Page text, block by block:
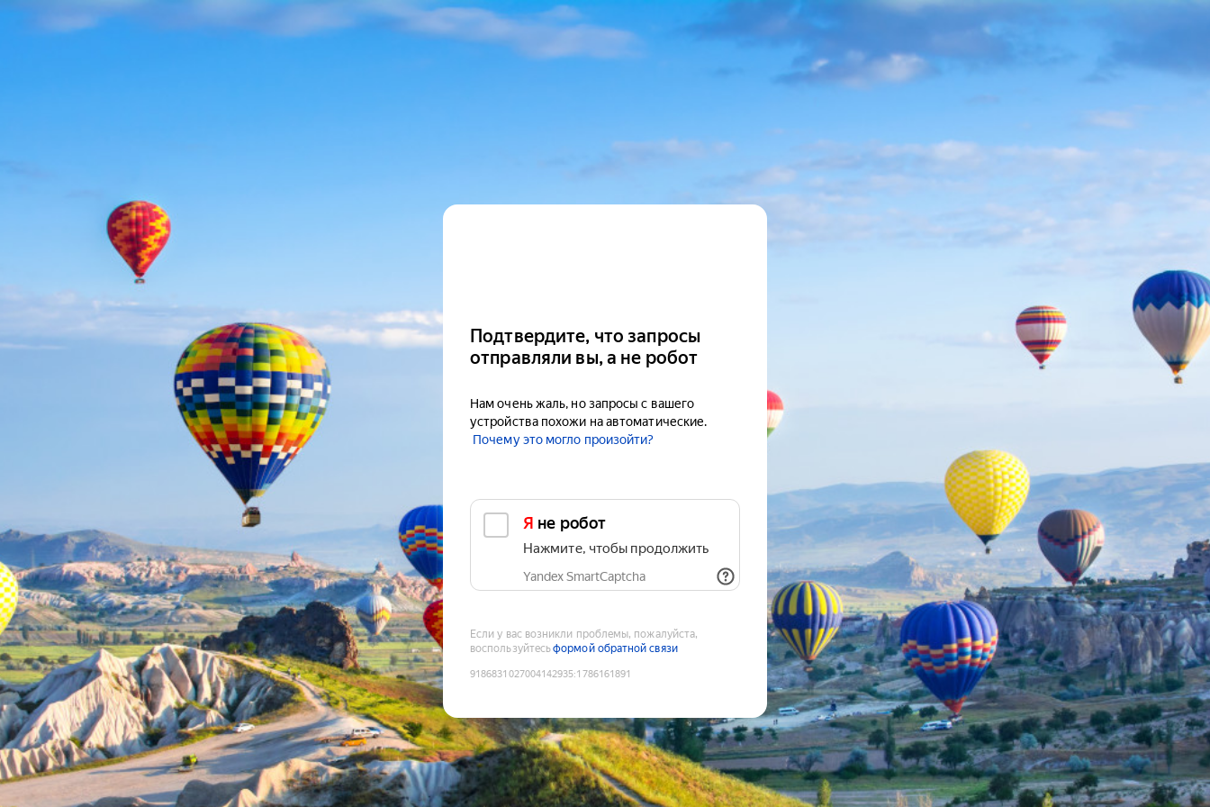
Подтвердите, что запросы
отправляли вы, а не робот
Нам очень жаль, но запросы с вашего
устройства похожи на автоматические.
Почему это могло произойти?
Я не робот
Нажмите, чтобы продолжить
Yandex SmartCaptcha
Если у вас возникли проблемы, пожалуйста,
воспользуйтесьформой обратной связи
9186831027004142935:1786161891